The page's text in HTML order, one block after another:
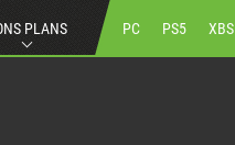
PLANS PC PS5 XBS